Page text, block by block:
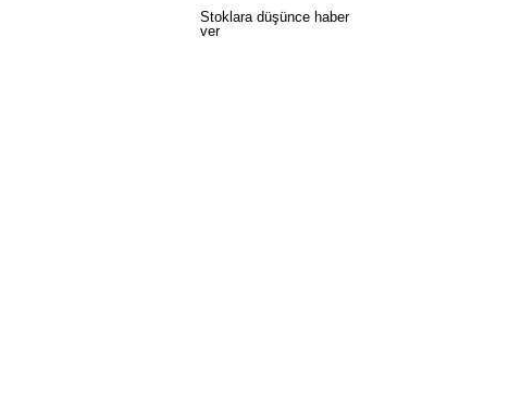
Stoklara düşünce haber
ver